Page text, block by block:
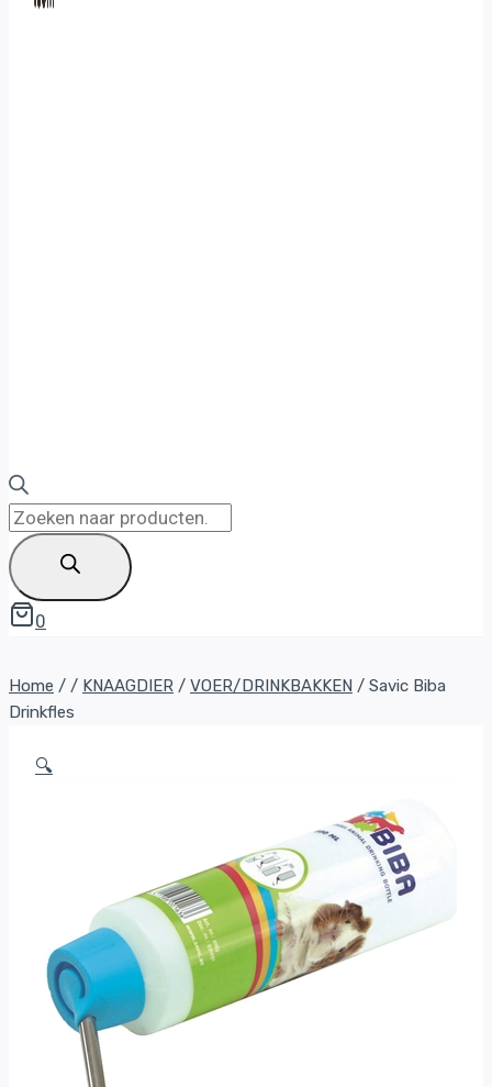
Producten
zoeken
0
Home / / KNAAGDIER / VOER/DRINKBAKKEN / Savic Biba
Drinkfles
🔍